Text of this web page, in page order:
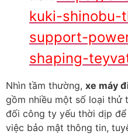
kuki-shinobu-
support-
shaping-
Nhìn tầm thường, xe máy
gồm nhiều một số loại thử
đối công ty yếu thời dịp
việc bảo mật thông tin,